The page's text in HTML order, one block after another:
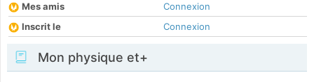
Mes amis
Connexion
Inscrit le
Connexion
Mon physique et+